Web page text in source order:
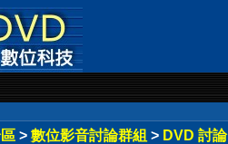
> 數位影音討論群組 > DVD 討